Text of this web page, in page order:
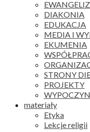
DIAKONIA
EDUKACJA
MEDIA I
EKUMENIA
STRONY
PROJEKTY
materiały
Etyka
Lekcje religii